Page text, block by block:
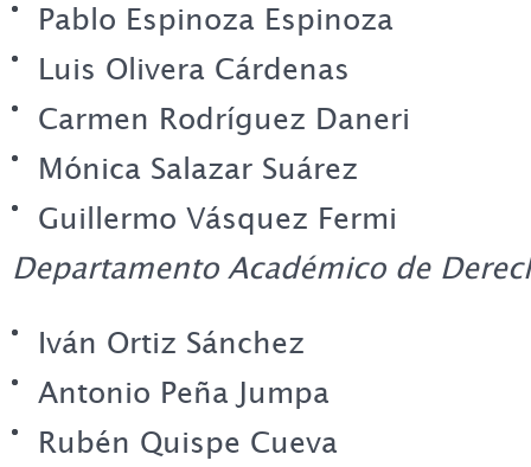
Pablo Espinoza Espinoza
Luis Olivera Cárdenas
Carmen Rodríguez Daneri
Mónica Salazar Suárez
Guillermo Vásquez Fermi
Departamento Académico de
Iván Ortiz Sánchez
Antonio Peña Jumpa
Rubén Quispe Cueva